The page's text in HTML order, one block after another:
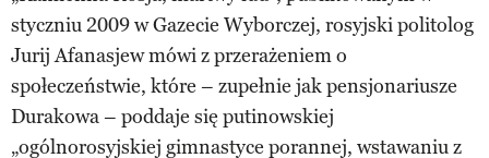
styczniu 2009 w Gazecie Wyborczej, rosyjski politolog
Jurij Afanasjew mówi z przerażeniem o
społeczeństwie, które – zupełnie jak pensjonariusze
Durakowa – poddaje się putinowskiej
„ogólnorosyjskiej gimnastyce porannej, wstawaniu z